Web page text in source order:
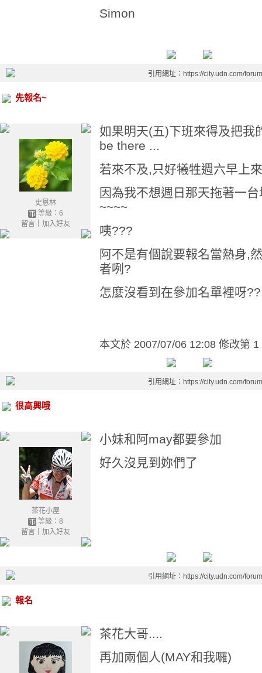
Simon
引用網址：https://city.udn.com/
先報名~
史恩林
等級：6
留言｜ 加入好友
如果明天(五)下班來得及把我
be there ...
若來不及,只好犧牲週六早上
因為我不想週日那天拖著一
~~~~
咦???
阿不是有個說要報名當熱身,
者咧?
怎麼沒看到在參加名單裡呀
本文於 2007/07/06 12:08 修改第 1
引用網址：https://city.udn.com/
很高興哦
茶花小屋
等級：8
留言｜ 加入好友
小妹和阿may都要參加
好久沒見到妳們了
引用網址：https://city.udn.com/
報名
茶花大哥....
再加兩個人(MAY和我囉)